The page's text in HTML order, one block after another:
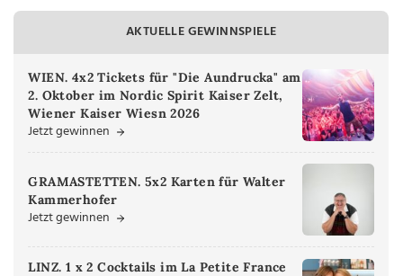
AKTUELLE GEWINNSPIELE
WIEN. 4x2 Tickets für "Die Aundrucka" am
2. Oktober im Nordic Spirit Kaiser Zelt,
Wiener Kaiser Wiesn 2026
Jetzt gewinnen
GRAMASTETTEN. 5x2 Karten für Walter
Kammerhofer
Jetzt gewinnen
LINZ. 1 x 2 Cocktails im La Petite France